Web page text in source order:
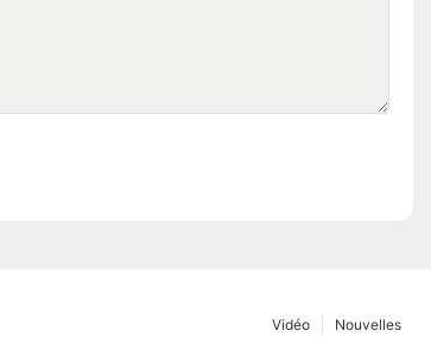
Nouvelles
Vidéo